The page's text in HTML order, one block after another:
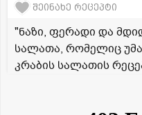
შეინახე რეცეპტი
"ნაზი, ფერადი და
სალათა, რომელიც
კრაბის სალათის